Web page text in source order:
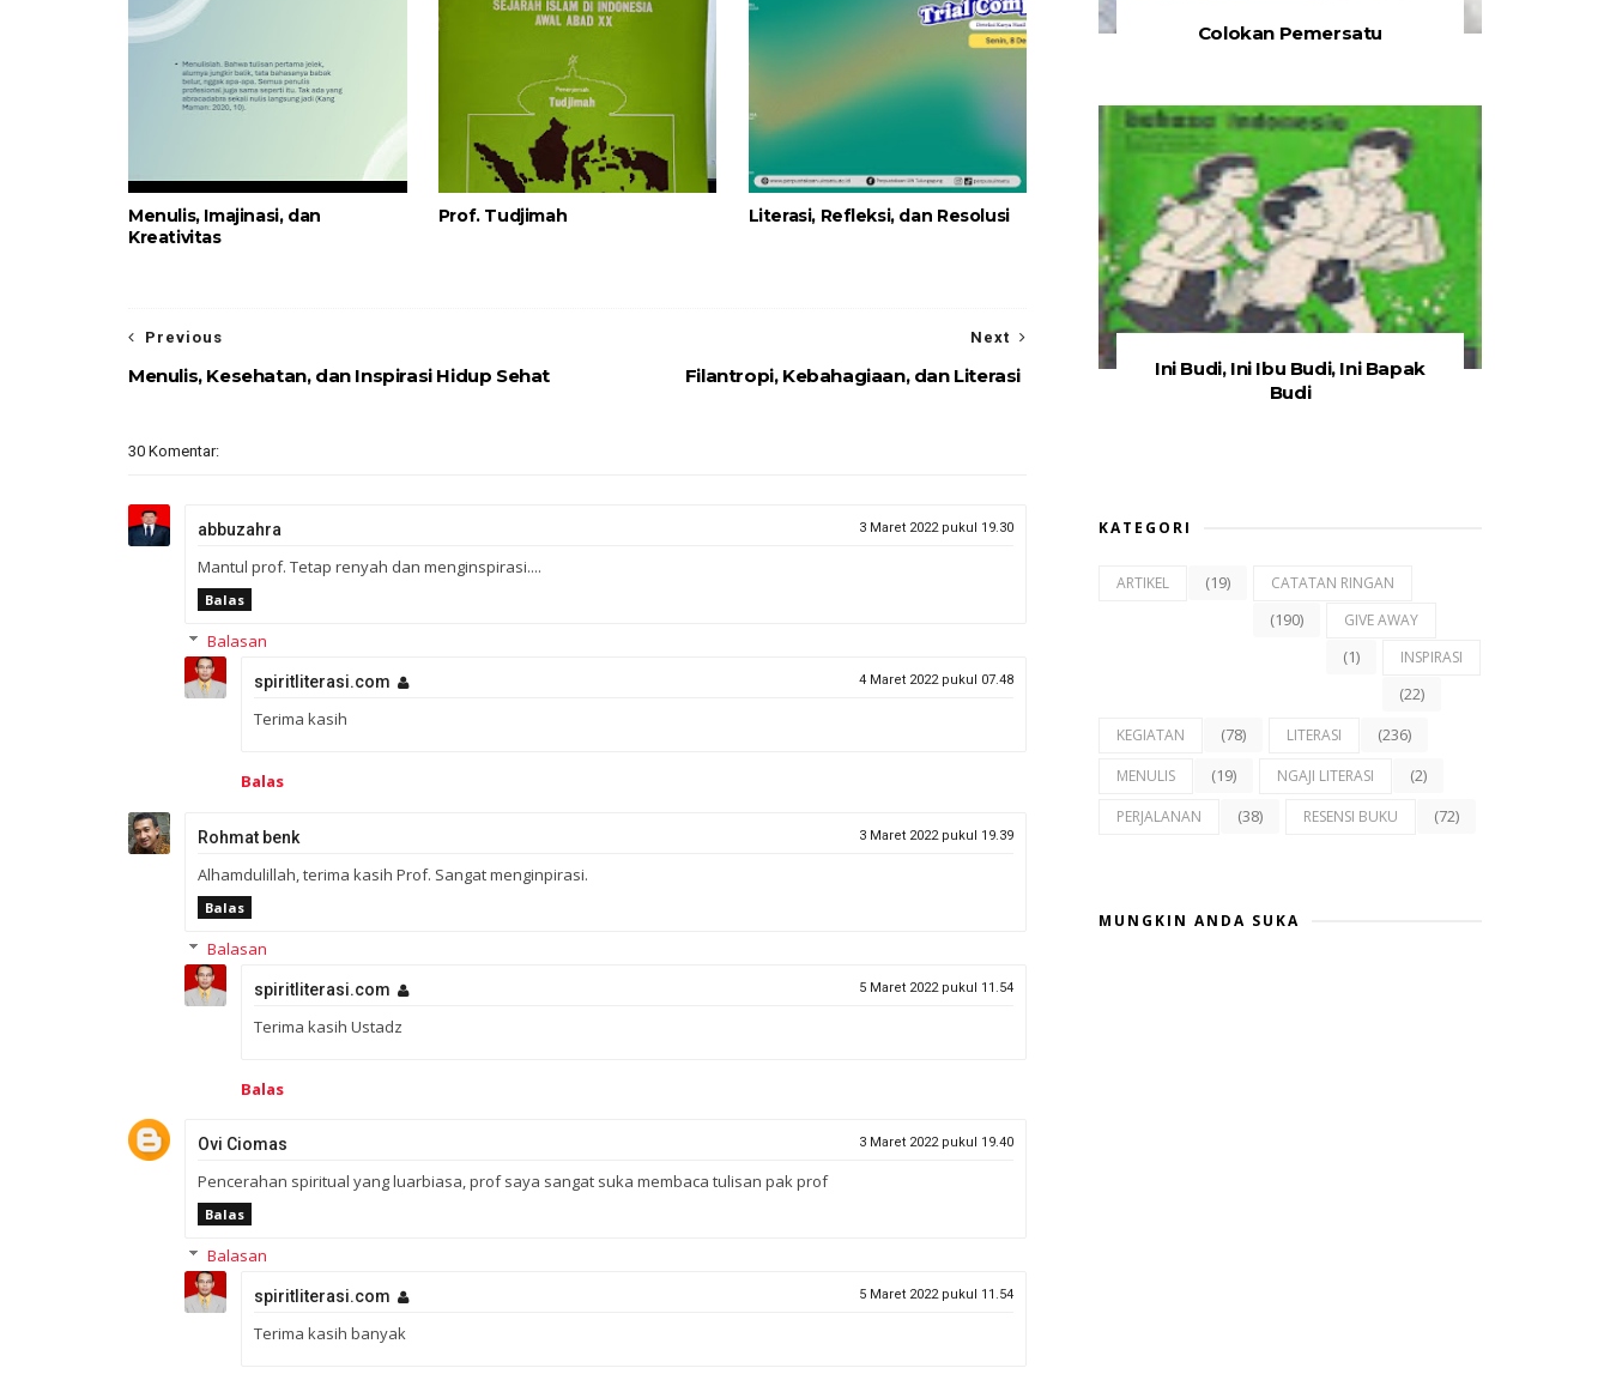
Menulis, Imajinasi, dan
Kreativitas
Prof. Tudjimah Literasi, Refleksi, dan Resolusi
Next
Filantropi, Kebahagiaan, dan Literasi
Previous
Menulis, Kesehatan, dan Inspirasi Hidup Sehat
30 Komentar:
abbuzahra 3 Maret 2022 pukul 19.30
Mantul prof. Tetap renyah dan menginspirasi....
Balas
Balasan
spiritliterasi.com 4 Maret 2022 pukul 07.48
Terima kasih
Balas
Rohmat benk 3 Maret 2022 pukul 19.39
Alhamdulillah, terima kasih Prof. Sangat menginpirasi.
Balas
Balasan
spiritliterasi.com 5 Maret 2022 pukul 11.54
Terima kasih Ustadz
Balas
Ovi Ciomas 3 Maret 2022 pukul 19.40
Pencerahan spiritual yang luarbiasa, prof saya sangat suka membaca tulisan pak prof
Balas
Balasan
spiritliterasi.com 5 Maret 2022 pukul 11.54
Terima kasih banyak
Colokan Pemersatu
Ini Budi, Ini Ibu Budi, Ini Bapak
Budi
KATEGORI
ARTIKEL (19) CATATAN RINGAN
(190) GIVE AWAY
(1) INSPIRASI
(22)
KEGIATAN (78) LITERASI (236)
MENULIS (19) NGAJI LITERASI (2)
PERJALANAN (38) RESENSI BUKU (72)
MUNGKIN ANDA SUKA